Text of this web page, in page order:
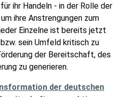
ihr Handeln - in der Rolle der
ihre Anstrengungen zum
Einzelne ist bereits jetzt
sein Umfeld kritisch zu
der Bereitschaft, des
zu generieren.